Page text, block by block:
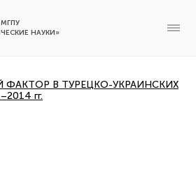
НАУКИ»
ФАКТОР В ТУРЕЦКО-УКРАИНСКИХ
гг.